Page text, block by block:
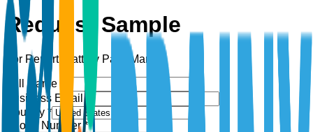
Request Sample
For Report: Battery Pack Market
Full Name *
Business Email *
Country *
Phone Number *